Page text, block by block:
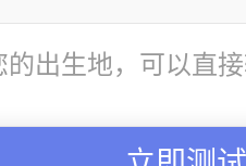
出生地，可以直